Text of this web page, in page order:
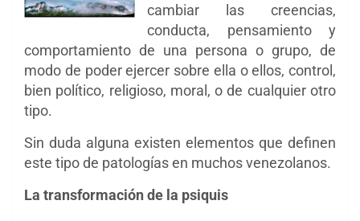
cambiar las creencias,
conducta, pensamiento y
comportamiento de una persona o grupo, de
modo de poder ejercer sobre ella o ellos, control,
bien político, religioso, moral, o de cualquier otro
tipo.
Sin duda alguna existen elementos que definen
este tipo de patologías en muchos venezolanos.
La transformación de la psiquis